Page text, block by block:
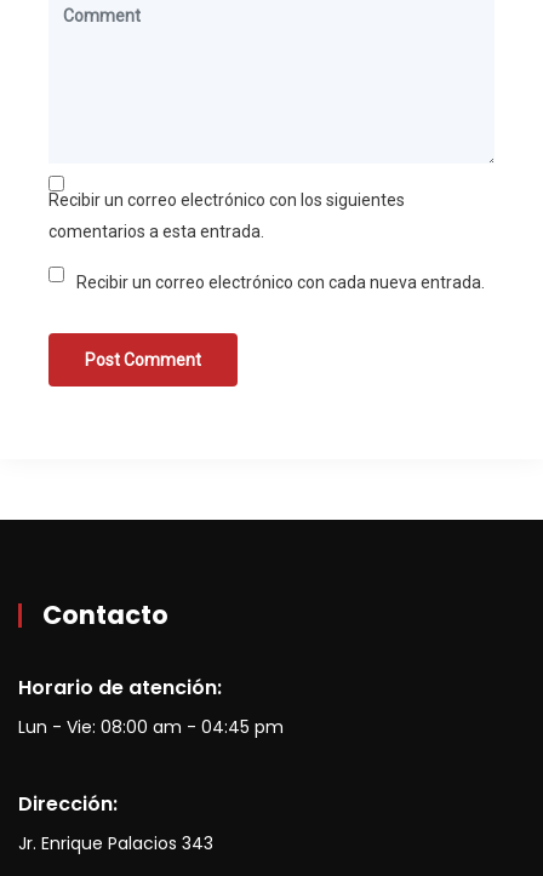
Recibir un correo electrónico con los siguientes
comentarios a esta entrada.
Recibir un correo electrónico con cada nueva entrada.
Contacto
Horario de atención:
Lun - Vie: 08:00 am - 04:45 pm
Dirección:
Jr. Enrique Palacios 343